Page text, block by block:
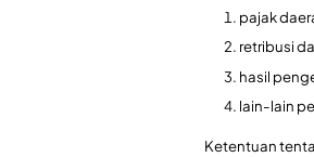
pajak
retribusi
hasil
lain-lain
Ketentuan